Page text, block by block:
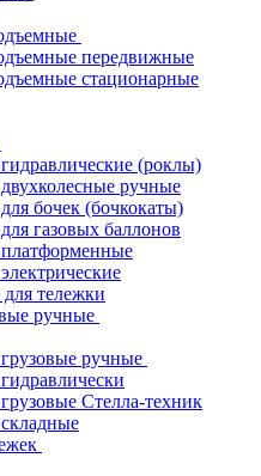
передвижные
стационарные
(роклы)
ручные
бочек (бочкокаты)
газовых баллонов
для тележки
ручные
ручные
Стелла-техник